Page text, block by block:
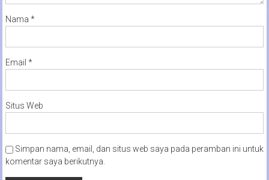
Nama *
Email *
Situs Web
Simpan nama, email, dan situs web saya pada peramban ini untuk
komentar saya berikutnya.